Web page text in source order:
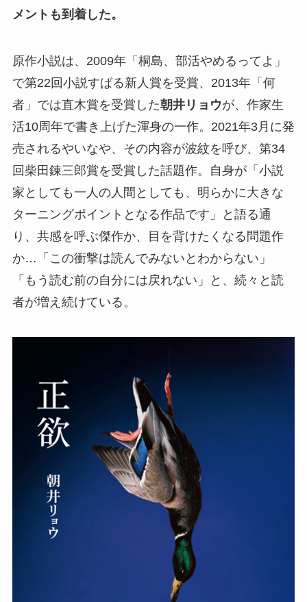
メントも到着した。
原作小説は、2009年「桐島、部活やめるってよ」
で第22回小説すばる新人賞を受賞、2013年「何
者」では直木賞を受賞した朝井リョウが、作家生
活10周年で書き上げた渾身の一作。2021年3月に発
売されるやいなや、その内容が波紋を呼び、第34
回柴田錬三郎賞を受賞した話題作。自身が「小説
家としても一人の人間としても、明らかに大きな
ターニングポイントとなる作品です」と語る通
り、共感を呼ぶ傑作か、目を背けたくなる問題作
か…「この衝撃は読んでみないとわからない」
「もう読む前の自分には戻れない」と、続々と読
者が増え続けている。